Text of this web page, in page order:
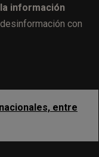
información
con
entre